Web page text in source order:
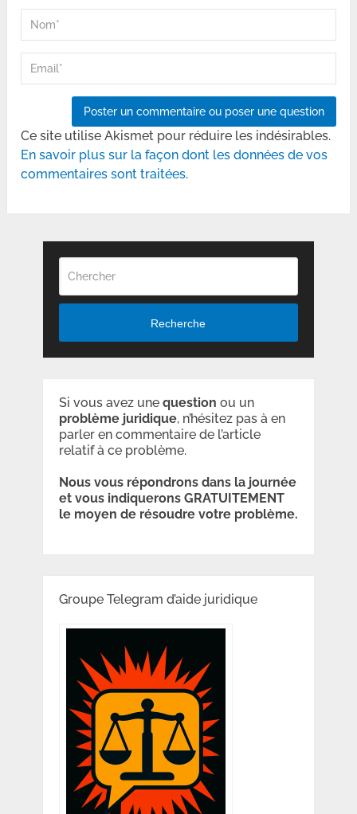
Ce site utilise Akismet pour réduire les indésirables.
En savoir plus sur la façon dont les données de vos
commentaires sont traitées.
Recherche
Si vous avez une question ou un
problème juridique, n’hésitez pas à en
parler en commentaire de l’article
relatif à ce problème.
Nous vous répondrons dans la journée
et vous indiquerons GRATUITEMENT
le moyen de résoudre votre problème.
Groupe Telegram d’aide juridique